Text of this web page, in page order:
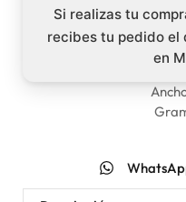
Si realizas tu
recibes tu pedido el
en